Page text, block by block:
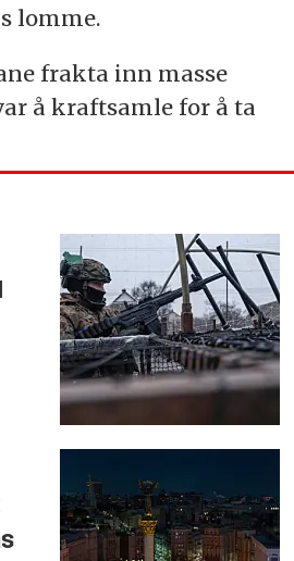
lomme.
frakta inn masse
å kraftsamle for å ta